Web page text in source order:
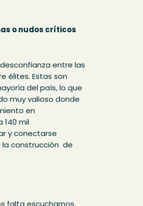
o nudos críticos
entre las
élites. Estas son
del país, lo que
muy valioso donde
en
140 mil
y conectarse
la construcción de
falta escucharnos,